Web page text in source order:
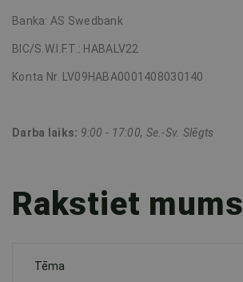
Banka: AS Swedbank
BIC/S.W.I.F.T.: HABALV22
Konta Nr. LV09HABA0001408030140
Darba laiks: 9:00 - 17:00, Se.-Sv. Slēgts
Rakstiet mums
Tēma